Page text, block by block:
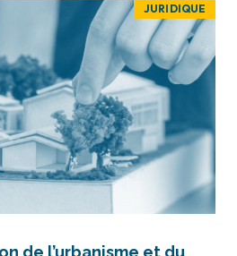
JURIDIQUE
de l’urbanisme et du